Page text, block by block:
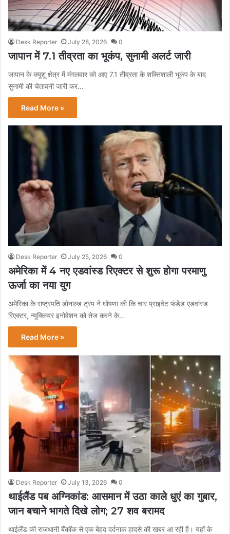
Desk Reporter July 28, 2026 0
जापान में 7.1 तीव्रता का भूकंप, सुनामी अलर्ट जारी
जापान के क्यूशू क्षेत्र में मंगलवार को आए 7.1 तीव्रता के शक्तिशाली भूकंप के बाद
सुनामी की चेतावनी जारी कर…
Read More »
Desk Reporter July 25, 2026 0
अमेरिका में 4 नए एडवांस्ड रिएक्टर से शुरू होगा परमाणु
ऊर्जा का नया युग
अमेरिका के राष्ट्रपति डोनाल्ड ट्रंप ने घोषणा की कि चार प्राइवेट फंडेड एडवांस्ड
रिएक्टर, न्यूक्लियर इनोवेशन को तेज करने के…
Read More »
Desk Reporter July 13, 2026 0
थाईलैंड पब अग्निकांड: आसमान में उठा काले धुएं का गुबार,
जान बचाने भागते दिखे लोग; 27 शव बरामद
थाईलैंड की राजधानी बैंकॉक से एक बेहद दर्दनाक हादसे की खबर आ रही है। यहाँ के